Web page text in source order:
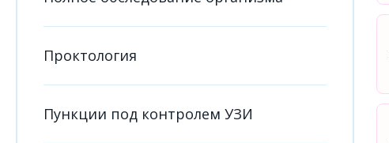
Проктология
Пункции под контролем УЗИ